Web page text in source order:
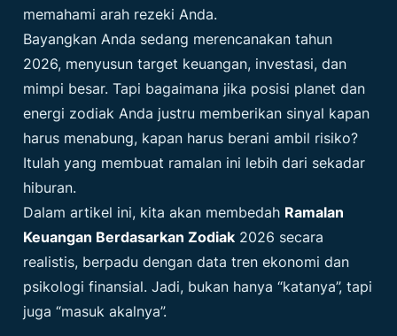
memahami arah rezeki Anda.
Bayangkan Anda sedang merencanakan tahun
2026, menyusun target keuangan, investasi, dan
mimpi besar. Tapi bagaimana jika posisi planet dan
energi zodiak Anda justru memberikan sinyal kapan
harus menabung, kapan harus berani ambil risiko?
Itulah yang membuat ramalan ini lebih dari sekadar
hiburan.
Dalam artikel ini, kita akan membedah Ramalan
Keuangan Berdasarkan Zodiak 2026 secara
realistis, berpadu dengan data tren ekonomi dan
psikologi finansial. Jadi, bukan hanya “katanya”, tapi
juga “masuk akalnya”.